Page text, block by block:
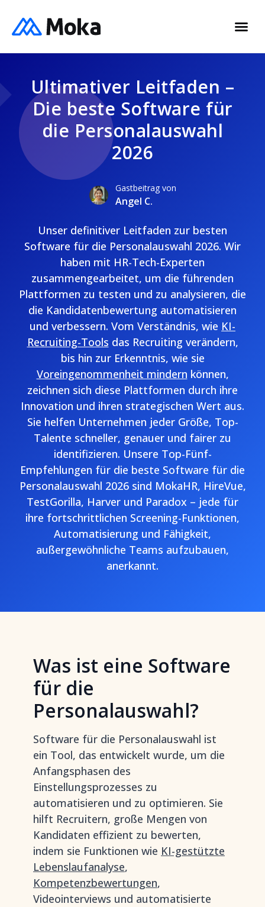
Ultimativer Leitfaden –
Die beste Software für
die Personalauswahl
2026
Gastbeitrag von
Angel C.
Unser definitiver Leitfaden zur besten
Software für die Personalauswahl 2026. Wir
haben mit HR-Tech-Experten
zusammengearbeitet, um die führenden
Plattformen zu testen und zu analysieren, die
die Kandidatenbewertung automatisieren
und verbessern. Vom Verständnis, wie KI-
Recruiting-Tools das Recruiting verändern,
bis hin zur Erkenntnis, wie sie
Voreingenommenheit mindern können,
zeichnen sich diese Plattformen durch ihre
Innovation und ihren strategischen Wert aus.
Sie helfen Unternehmen jeder Größe, Top-
Talente schneller, genauer und fairer zu
identifizieren. Unsere Top-Fünf-
Empfehlungen für die beste Software für die
Personalauswahl 2026 sind MokaHR, HireVue,
TestGorilla, Harver und Paradox – jede für
ihre fortschrittlichen Screening-Funktionen,
Automatisierung und Fähigkeit,
außergewöhnliche Teams aufzubauen,
anerkannt.
Was ist eine Software
für die
Personalauswahl?
Software für die Personalauswahl ist
ein Tool, das entwickelt wurde, um die
Anfangsphasen des
Einstellungsprozesses zu
automatisieren und zu optimieren. Sie
hilft Recruitern, große Mengen von
Kandidaten effizient zu bewerten,
indem sie Funktionen wie KI-gestützte
Lebenslaufanalyse,
Kompetenzbewertungen,
Videointerviews und automatisierte